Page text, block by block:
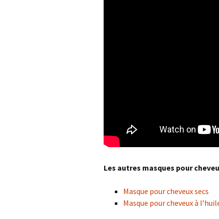
Les autres masques pour
Masque pour cheveux secs
Masque pour cheveux à